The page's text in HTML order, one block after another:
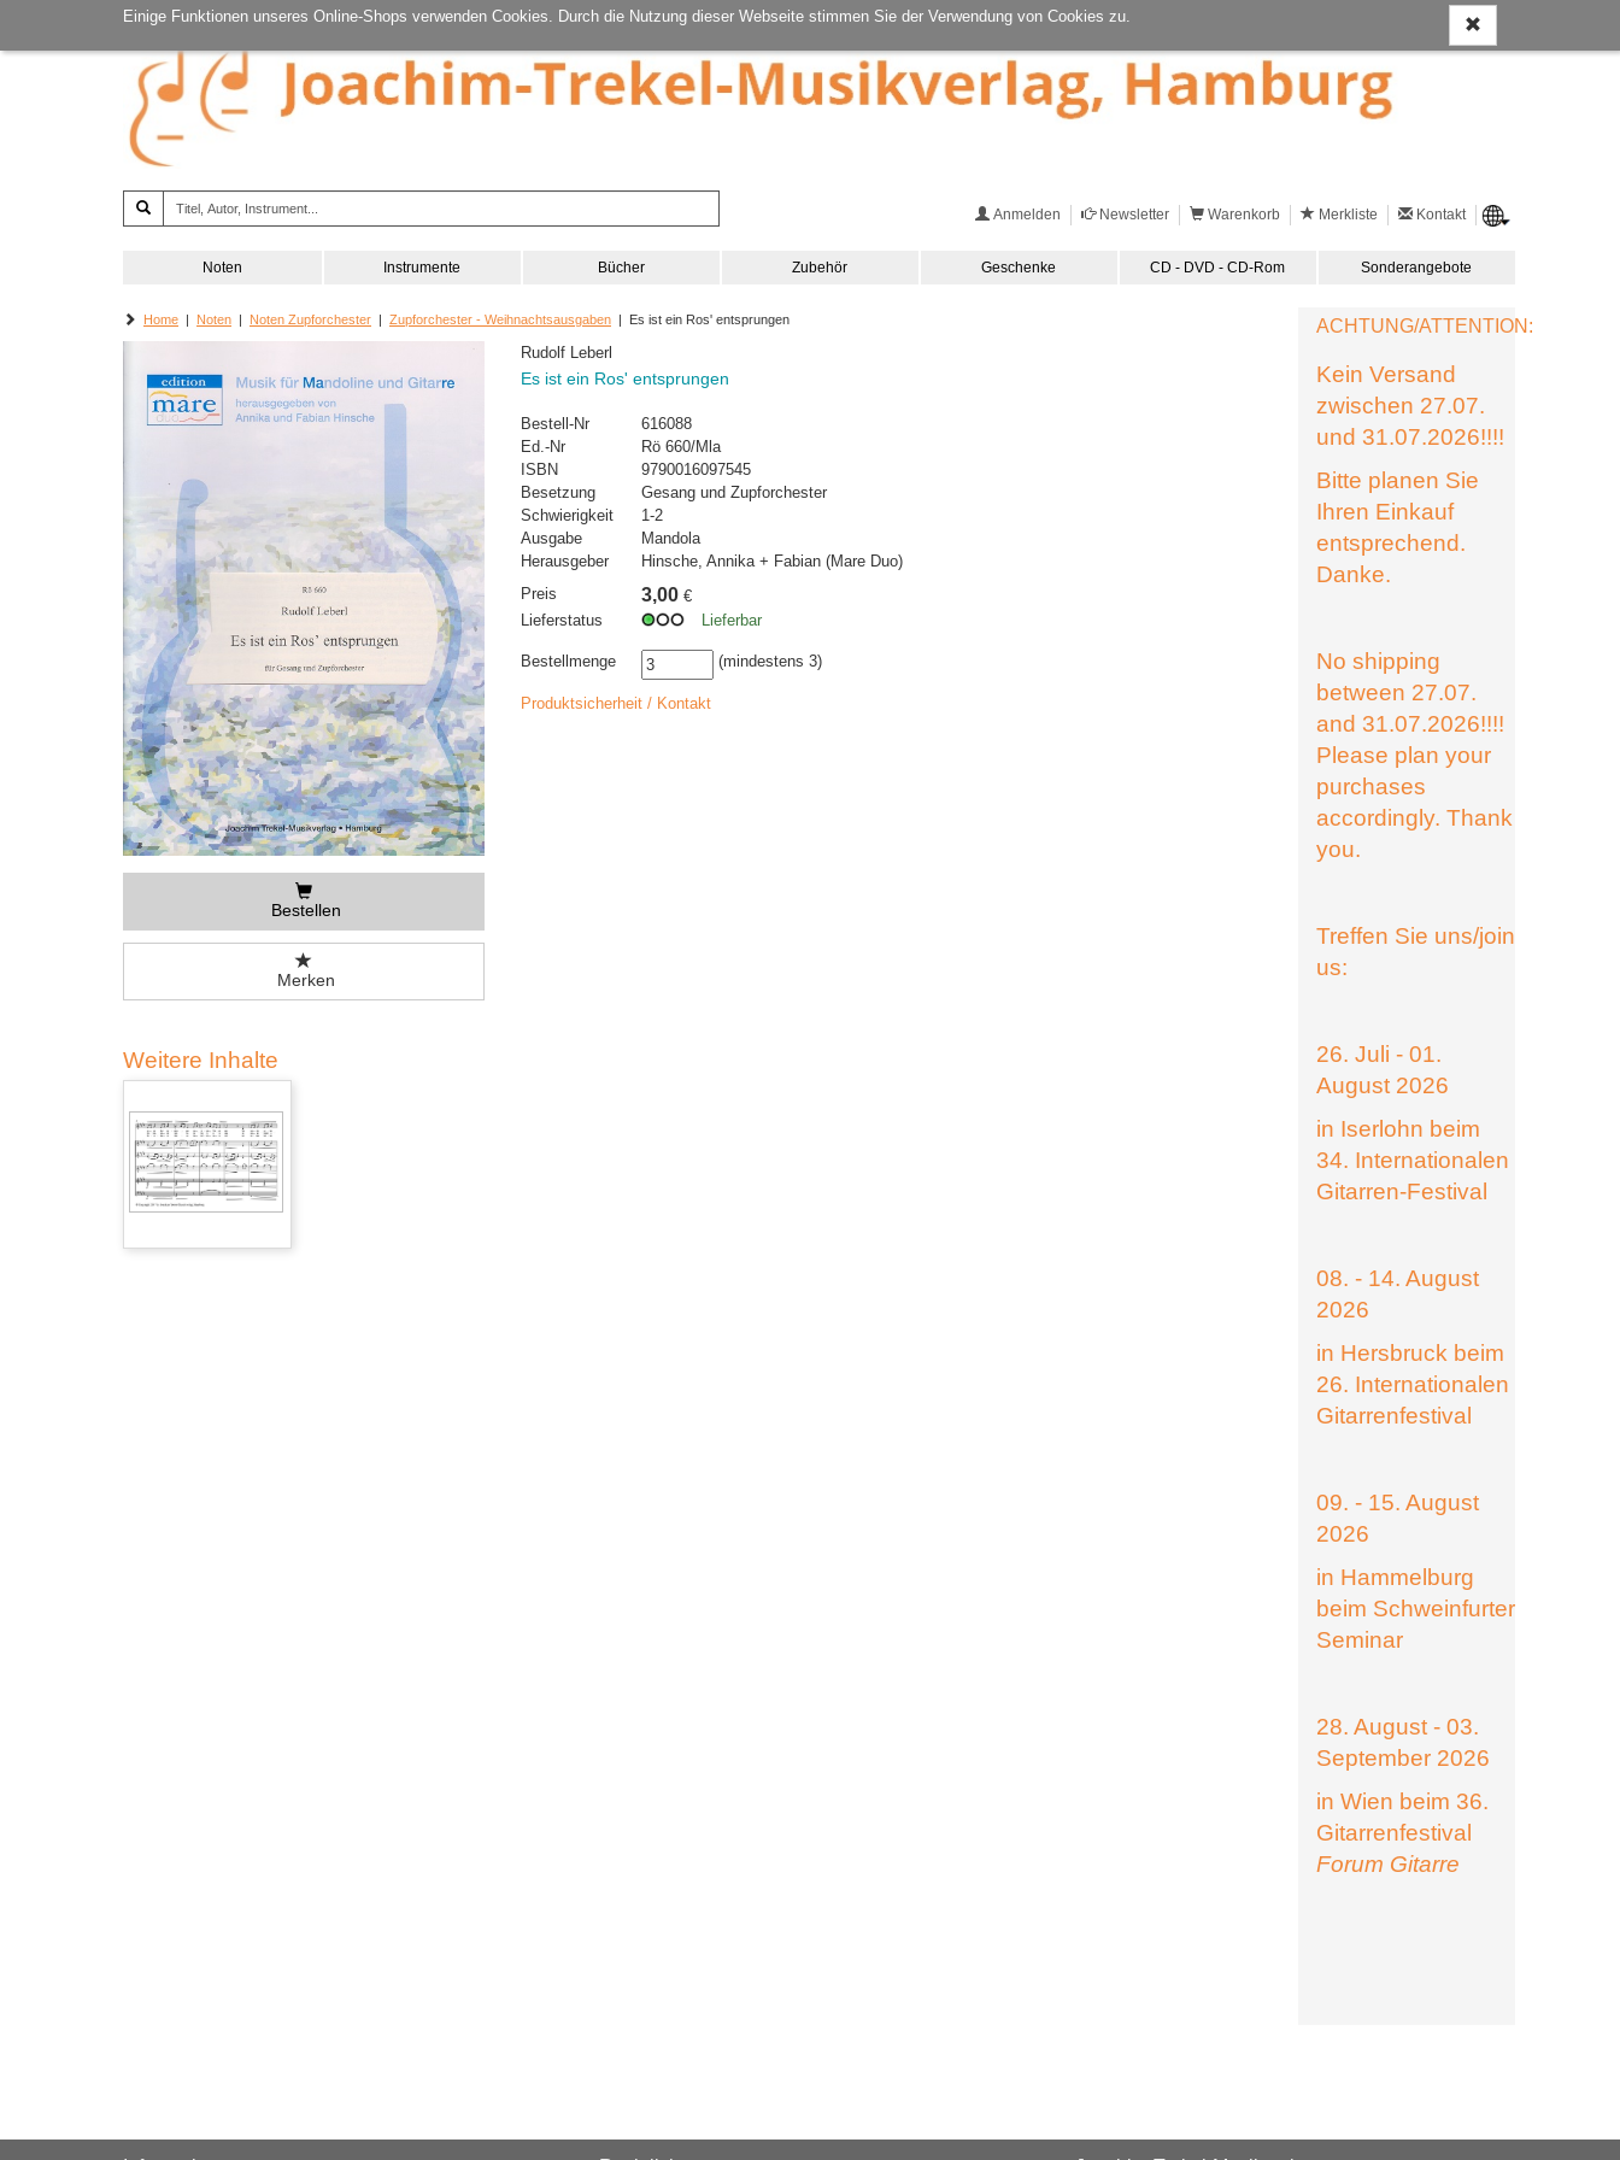
Einige Funktionen unseres Online-Shops verwenden Cookies. Durch die Nutzung dieser Webseite stimmen Sie der Verwendung von Cookies zu.
Anmelden Newsletter Warenkorb Merkliste Kontakt
Noten Instrumente Bücher Zubehör Geschenke CD - DVD - CD-Rom Sonderangebote
Home | Noten | Noten Zupforchester | Zupforchester - Weihnachtsausgaben | Es ist ein Ros' entsprungen
Bestellen
Merken
Rudolf Leberl
Es ist ein Ros' entsprungen
Bestell-Nr
616088
Ed.-Nr
Rö 660/Mla
ISBN
9790016097545
Besetzung
Gesang und Zupforchester
Schwierigkeit
1-2
Ausgabe
Mandola
Herausgeber
Hinsche, Annika + Fabian (Mare Duo)
Preis
3,00 €
Lieferstatus
Lieferbar
Bestellmenge (mindestens 3)
Produktsicherheit / Kontakt
Weitere Inhalte
ACHTUNG/ATTENTION:
Kein Versand
zwischen 27.07.
und 31.07.2026!!!!
Bitte planen Sie
Ihren Einkauf
entsprechend.
Danke.
No shipping
between 27.07.
and 31.07.2026!!!!
Please plan your
purchases
accordingly. Thank
you.
Treffen Sie uns/join
us:
26. Juli - 01.
August 2026
in Iserlohn beim
34. Internationalen
Gitarren-Festival
08. - 14. August
2026
in Hersbruck beim
26. Internationalen
Gitarrenfestival
09. - 15. August
2026
in Hammelburg
beim Schweinfurter
Seminar
28. August - 03.
September 2026
in Wien beim 36.
Gitarrenfestival
Forum Gitarre